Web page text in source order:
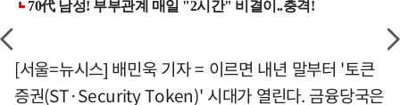
[서울=뉴시스] 배민욱 기자 = 이르면 내년 말부터 '토큰
증권(ST·Security Token)' 시대가 열린다. 금융당국은